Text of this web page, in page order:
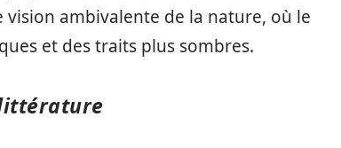
ambivalente de la nature, où le
et des traits plus sombres.